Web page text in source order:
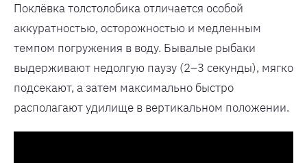
Поклёвка толстолобика отличается особой
аккуратностью, осторожностью и медленным
темпом погружения в воду. Бывалые рыбаки
выдерживают недолгую паузу (2–3 секунды), мягко
подсекают, а затем максимально быстро
располагают удилище в вертикальном положении.